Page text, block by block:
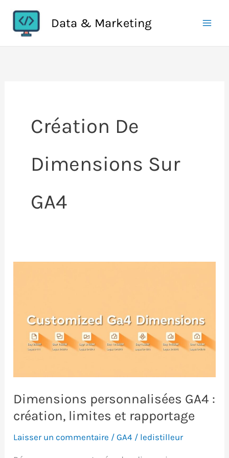
contenu
Data & Marketing
Création De
Dimensions Sur
GA4
Dimensions personnalisées GA4 :
création, limites et rapportage
Laisser un commentaire /GA4 / ledistilleur